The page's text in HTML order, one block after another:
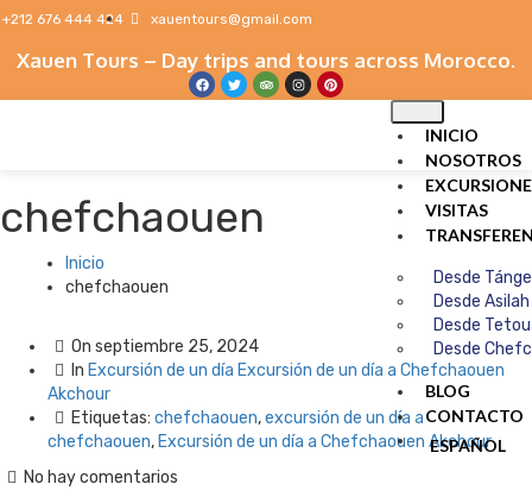
+212 676 444 424 xauentours@gmail.com
Xauen Tours – Day trips and tours across Morocco.
INICIO
NOSOTROS
VISITAS
Desde
Desde Asilah
Desde
Desde
BLOG
CONTACTO
ESPAÑOL
chefchaouen
Inicio
chefchaouen
On septiembre 25, 2024
In Excursión de un día Excursión de un día a Chefchaouen
Akchour
Etiquetas: chefchaouen,excursión de un día a
chefchaouen, Excursión de un día a Chefchaouen Akchour
No hay comentarios